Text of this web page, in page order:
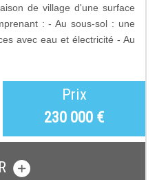
de village d'une surface
: - Au sous-sol : une
avec eau et électricité - Au
Prix
230 000 €